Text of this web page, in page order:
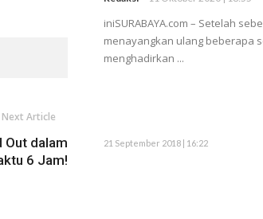
Next Article
Out dalam
6 Jam!
iniSURABAYA.com – Setelah
menayangkan ulang beberapa
menghadirkan ...
21 September 2018 | 16:22